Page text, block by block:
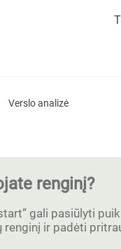
Verslo analizė
renginį?
gali pasiūlyti
renginį ir padėti